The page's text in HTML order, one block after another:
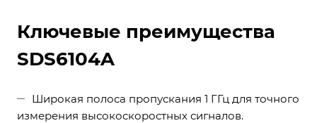
Ключевые преимущества
SDS6104A
Широкая полоса пропускания 1 ГГц для точного
измерения высокоскоростных сигналов.